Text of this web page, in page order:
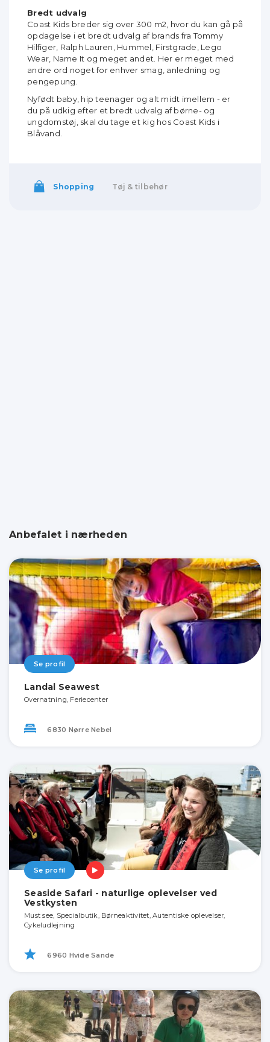
Bredt udvalg
Coast Kids breder sig over 300 m2, hvor du kan gå på
opdagelse i et bredt udvalg af brands fra Tommy
Hilfiger, Ralph Lauren, Hummel, Firstgrade, Lego
Wear, Name It og meget andet. Her er meget med
andre ord noget for enhver smag, anledning og
pengepung.
Nyfødt baby, hip teenager og alt midt imellem - er
du på udkig efter et bredt udvalg af børne- og
ungdomstøj, skal du tage et kig hos Coast Kids i
Blåvand.
Shopping Tøj & tilbehør
Anbefalet i nærheden
Se profil
Landal Seawest
Overnatning, Feriecenter
6830 Nørre Nebel
Se profil
Seaside Safari - naturlige oplevelser ved
Vestkysten
Must see, Specialbutik, Børneaktivitet, Autentiske oplevelser,
Cykeludlejning
6960 Hvide Sande